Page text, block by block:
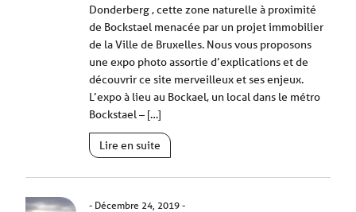
Donderberg , cette zone naturelle à proximité
de Bockstael menacée par un projet immobilier
de la Ville de Bruxelles. Nous vous proposons
une expo photo assortie d’explications et de
découvrir ce site merveilleux et ses enjeux.
L’expo à lieu au Bockael, un local dans le métro
Bockstael – […]
Lire en suite
Décembre 24, 2019